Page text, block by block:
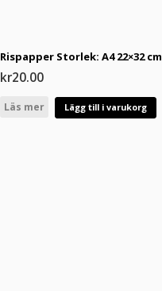
Rispapper Storlek: A4 22×32 cm
kr20.00
Läs mer Lägg till i varukorg